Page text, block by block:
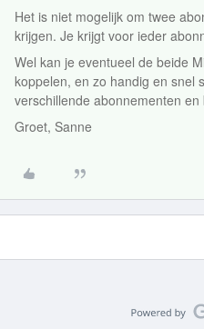
Het is niet mogelijk om twee
krijgen. Je krijgt voor ieder
Wel kan je eventueel de beide
koppelen, en zo handig en snel
verschillende abonnementen
Groet, Sanne